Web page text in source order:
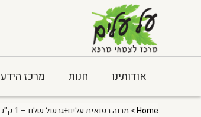
אודותינו חנות מרכז הידע
Home> מרוה רפואית עלים+גבעול שלם – 1 ק"ג